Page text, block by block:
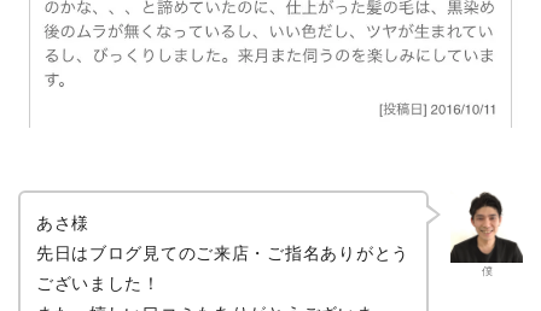
僕
あさ様
先日はブログ見てのご来店・ご指名ありがとう
ございました！